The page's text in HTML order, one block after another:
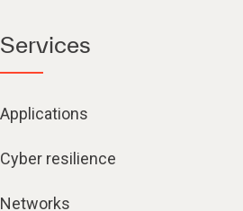
Services
Applications
Cyber resilience
Networks